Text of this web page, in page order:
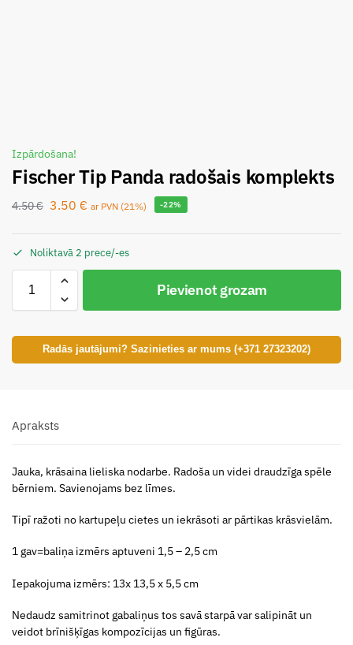
Izpārdošana!
Fischer Tip Panda radošais komplekts
4.50€ 3.50 € ar PVN (21%) -22%
Noliktavā 2 prece/-es
Pievienot grozam
Radās jautājumi? Sazinieties ar mums (+371 27323202)
Apraksts
Jauka, krāsaina lieliska nodarbe. Radoša un videi draudzīga spēle
bērniem. Savienojams bez līmes.
Tipī ražoti no kartupeļu cietes un iekrāsoti ar pārtikas krāsvielām.
1 gav=baliņa izmērs aptuveni 1,5 – 2,5 cm
Iepakojuma izmērs: 13x 13,5 x 5,5 cm
Nedaudz samitrinot gabaliņus tos savā starpā var salipināt un
veidot brīnišķīgas kompozīcijas un figūras.